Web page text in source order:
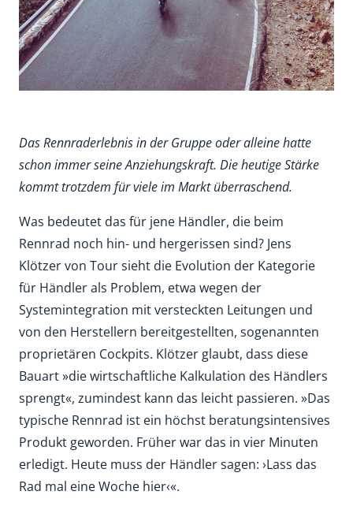
Das Rennraderlebnis in der Gruppe oder alleine hatte
schon immer seine Anziehungskraft. Die heutige Stärke
kommt trotzdem für viele im Markt überraschend.
Was bedeutet das für jene Händler, die beim
Rennrad noch hin- und hergerissen sind? Jens
Klötzer von Tour sieht die Evolution der Kategorie
für Händler als Problem, etwa wegen der
Systemintegration mit versteckten Leitungen und
von den Herstellern bereitgestellten, sogenannten
proprietären Cockpits. Klötzer glaubt, dass diese
Bauart »die wirtschaftliche Kalkulation des Händlers
sprengt«, zumindest kann das leicht passieren. »Das
typische Rennrad ist ein höchst beratungsintensives
Produkt geworden. Früher war das in vier Minuten
erledigt. Heute muss der Händler sagen: ›Lass das
Rad mal eine Woche hier‹«.